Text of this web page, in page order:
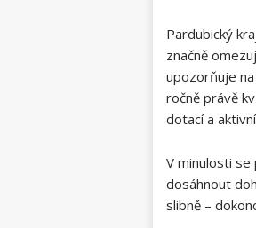
Pardubický
‍značně
upozorňuje
ročně právě
dotací a
V minulosti
dosáhnout⁢
slibně –